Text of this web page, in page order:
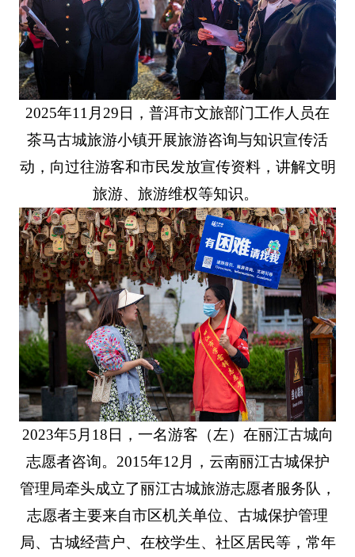
2025年11月29日，普洱市文旅部门工作人员在
茶马古城旅游小镇开展旅游咨询与知识宣传活
动，向过往游客和市民发放宣传资料，讲解文明
旅游、旅游维权等知识。
2023年5月18日，一名游客（左）在丽江古城向
志愿者咨询。2015年12月，云南丽江古城保护
管理局牵头成立了丽江古城旅游志愿者服务队，
志愿者主要来自市区机关单位、古城保护管理
局、古城经营户、在校学生、社区居民等，常年